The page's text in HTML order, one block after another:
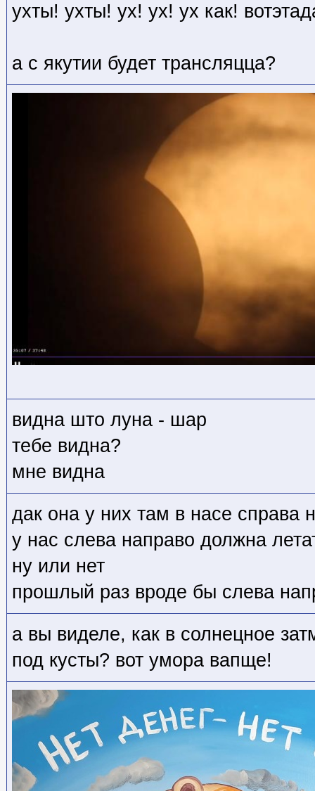
ухты! ухты! ух! ух! ух как!
а с якутии будет трансляцца?
видна што луна - шар
тебе видна?
мне видна
дак она у них там в насе справа
у нас слева направо должна
ну или нет
прошлый раз вроде бы слева
а вы виделе, как в солнецное
под кусты? вот умора вапще!